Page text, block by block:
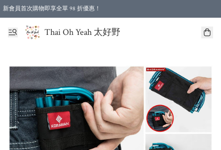
新會員首次購物即享全單 98 折優惠！
特選會員可享全單低至 96 折優惠！
Thai Oh Yeah 太好野